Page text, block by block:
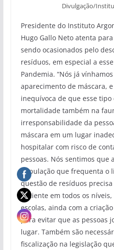
Divulgação/
Presidente do Instituto
Hugo Gallo Neto atenta
sendo ocasionados pelo
resíduos, em especial a
Pandemia. “Nós já
aparecimento de máscara,
inequívoca de que esse
mortalidade também na
irresponsabilidade da
máscara em um lugar
hospitalar com risco de
pessoas. Nós sentimos que
população que frequenta o
questão de resíduos
eficiente em todos os
escolas, ainda com a
para evitar que as pessoas
lugar. Também são
fiscalização na legislação